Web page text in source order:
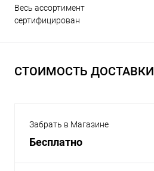
Весь ассортимент
сертифицирован
СТОИМОСТЬ ДОСТАВКИ
Забрать в Магазине
Бесплатно